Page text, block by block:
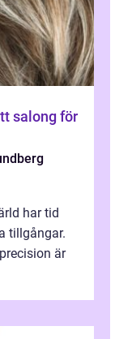
har tid
tillgångar.
är